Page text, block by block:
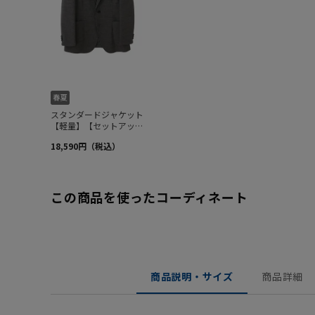
この商品を使ったコーディネート
商品説明・サイズ 商品詳細